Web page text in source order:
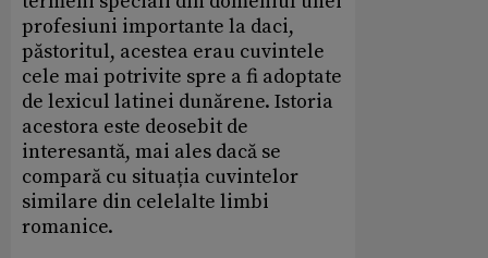
profesiuni importante la daci,
păstoritul, acestea erau cuvintele
cele mai potrivite spre a fi adoptate
de lexicul latinei dunărene. Istoria
acestora este deosebit de
interesantă, mai ales dacă se
compară cu situația cuvintelor
similare din celelalte limbi
romanice.